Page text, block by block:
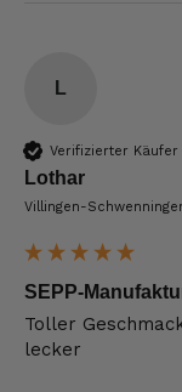
L
Verifizierter Käufer
Lothar
Villingen-
SEPP-
Toller
lecker